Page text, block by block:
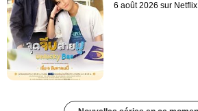
6 août 2026 sur Netflix